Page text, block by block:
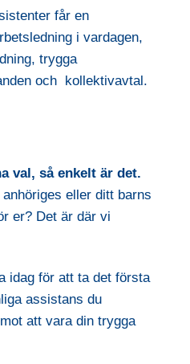
får en
i vardagen,
trygga
och kollektivavtal.
val, så enkelt är det.
eller ditt barns
er? Det är där vi
idag för att ta det första
assistans du
att vara din trygga